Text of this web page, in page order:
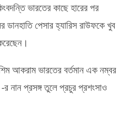
ভারতের কাছে হারের পর
ডানহাতি পেসার হ্যারিস রাউফকে খুব
আকরাম ভারতের বর্তমান এক নম্বর
নান প্রসঙ্গ তুলে প্রচুর প্রশংসাও